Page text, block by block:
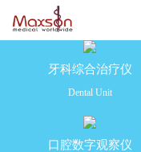
牙科综合治疗仪
Dental Unit
口腔数字观察仪